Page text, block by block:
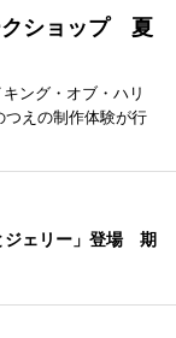
クショップ 夏
ング・オブ・ハリ
つえの制作体験が行
ジェリー」登場 期